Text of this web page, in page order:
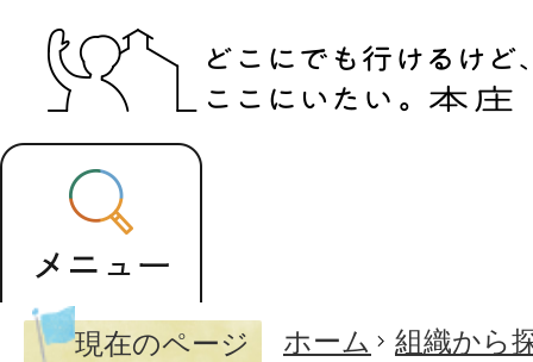
現在のページ ホーム 組織から